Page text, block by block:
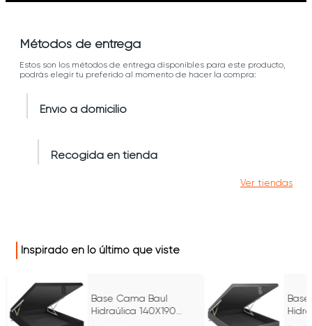
Métodos de entrega
Estos son los métodos de entrega disponibles para este producto,
podrás elegir tu preferido al momento de hacer la compra:
Envío a domicilio
Recogida en tienda
Ver tiendas
Inspirado en lo último que viste
Base Cama Baul
Hidraúlica 140X190
Ecocuero